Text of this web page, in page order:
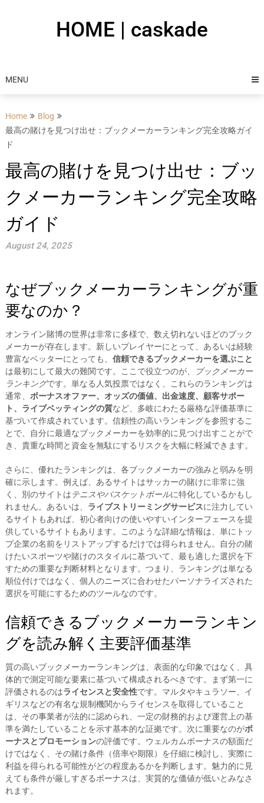
HOME | caskade
MENU
Home
Blog
最高の賭けを見つけ出せ：ブックメーカーランキング完全攻略ガイ
ド
最高の賭けを見つけ出せ：ブッ
クメーカーランキング完全攻略
ガイド
August 24, 2025
なぜブックメーカーランキングが重
要なのか？
オンライン賭博の世界は非常に多様で、数え切れないほどのブック
メーカーが存在します。新しいプレイヤーにとって、あるいは経験
豊富なベッターにとっても、 信頼できるブックメーカーを選ぶこと
は最初にして最大の難関です。ここで役立つのが、
ブックメーカー
ランキングです。単なる人気投票ではなく、これらのランキングは
通常、 ボーナスオファー、オッズの価値、出金速度、顧客サポー
ト、ライブベッティングの質など、多岐にわたる厳格な評価基準に
基づいて作成されています。信頼性の高いランキングを参照するこ
とで、自分に最適なブックメーカーを効率的に見つけ出すことがで
き、貴重な時間と資金を無駄にするリスクを大幅に軽減できます。
さらに、優れたランキングは、各ブックメーカーの強みと弱みを明
確に示します。例えば、あるサイトはサッカーの賭けに非常に強
く、別のサイトはテニスやバスケットボールに特化しているかもし
れません。あるいは、 ライブストリーミングサービスに注力してい
るサイトもあれば、初心者向けの使いやすいインターフェースを提
供しているサイトもあります。このような詳細な情報は、単にトッ
プ企業の名前をリストアップするだけでは得られません。自分の賭
けたいスポーツや賭けのスタイルに基づいて、最も適した選択を下
すための重要な判断材料となります。つまり、ランキングは単なる
順位付けではなく、個人のニーズに合わせたパーソナライズされた
選択を可能にするためのツールなのです。
信頼できるブックメーカーランキン
グを読み解く主要評価基準
質の高いブックメーカーランキングは、表面的な印象ではなく、具
体的で測定可能な要素に基づいて構成されるべきです。まず第一に
評価されるのはライセンスと安全性です。マルタやキュラソー、イ
ギリスなどの有名な規制機関からライセンスを取得していること
は、その事業者が法的に認められ、一定の財務的および運営上の基
準を満たしていることを示す基本的な証拠です。次に重要なのがボ
ーナスとプロモーションの評価です。ウェルカムボーナスの額面だ
けではなく、その賭け条件（倍率や期限）を仔細に検討し、実際に
利益を得られる可能性がどの程度あるかを判断します。魅力的に見
えても条件が厳しすぎるボーナスは、実質的な価値が低いとみなさ
れます。